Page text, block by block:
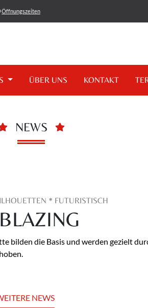
Öffnungszeiten
ÜBER UNS KONTAKT
NEWS
* FUTURISTISCH
bilden die Basis und werden gezielt
NEWS